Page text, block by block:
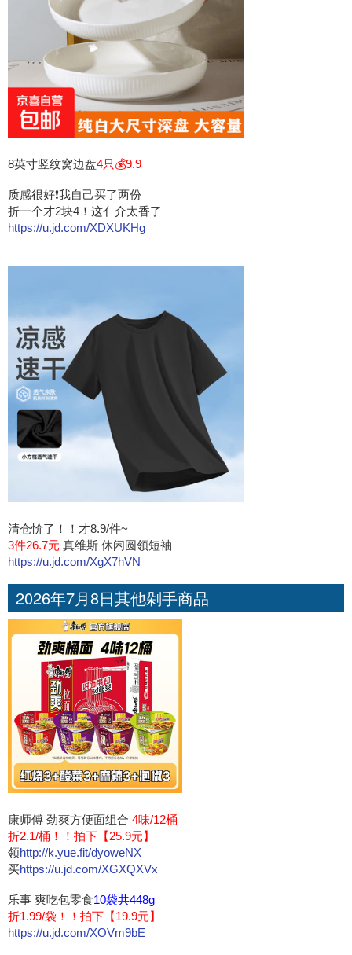
8英寸竖纹窝边盘4只💰9.9
质感很好❗️我自己买了两份
折一个才2块4！这亻介太香了
https://u.jd.com/XDXUKHg
清仓忦了！！才8.9/件~
3件26.7元 真维斯 休闲圆领短袖
https://u.jd.com/XgX7hVN
2026年7月8日其他剁手商品
康师傅 劲爽方便面组合 4味/12桶
折2.1/桶！！拍下【25.9元】
领http://k.yue.fit/dyoweNX
买https://u.jd.com/XGXQXVx
乐事 爽吃包零食10袋共448g
折1.99/袋！！拍下【19.9元】
https://u.jd.com/XOVm9bE